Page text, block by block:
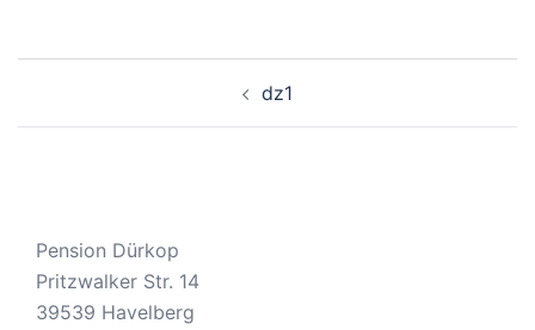
dz1
Pension Dürkop
Pritzwalker Str. 14
39539 Havelberg